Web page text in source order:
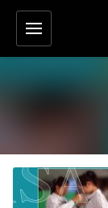
ข้ามไปยังเนื้อหาหลัก
เครื่องมือช่วยเหลือ